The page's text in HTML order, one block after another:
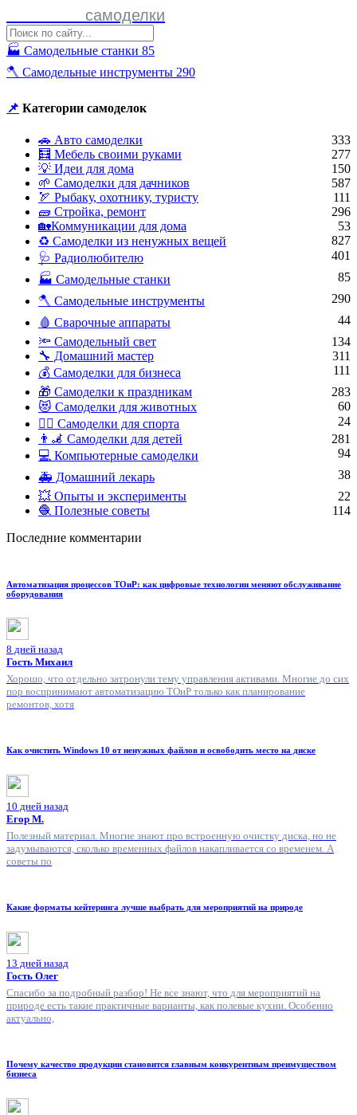
самоделки
🏭 Самодельные станки 85
🪓 Самодельные инструменты 290
📌 Категории самоделок
🚗 Авто самоделки
333
🧮 Мебель своими руками
277
💡 Идеи для дома
150
🌱 Самоделки для дачников
587
🏹 Рыбаку, охотнику, туристу
111
🧱 Стройка, ремонт
296
🏡Коммуникации для дома
53
♻ Самоделки из ненужных вещей
827
🩺 Радиолюбителю
401
🏭 Самодельные станки
85
🪓 Самодельные инструменты
290
🩸 Сварочные аппараты
44
🔦 Самодельный свет
134
🔧 Домашний мастер
311
💰 Самоделки для бизнеса
111
🎁 Самоделки к праздникам
283
😻 Самоделки для животных
60
🏋️‍♀️ Самоделки для спорта
24
👨‍🦼 Самоделки для детей
281
💻 Компьютерные самоделки
94
🚑 Домашний лекарь
38
💥 Опыты и эксперименты
22
🧶 Полезные советы
114
Последние комментарии
Автоматизация процессов ТОиР: как цифровые технологии меняют обслуживание
оборудования
8 дней назад
Гость Михаил
Хорошо, что отдельно затронули тему управления активами. Многие до сих
пор воспринимают автоматизацию ТОиР только как планирование
ремонтов, хотя
Как очистить Windows 10 от ненужных файлов и освободить место на диске
10 дней назад
Егор М.
Полезный материал. Многие знают про встроенную очистку диска, но не
задумываются, сколько временных файлов накапливается со временем. А
советы по
Какие форматы кейтеринга лучше выбрать для мероприятий на природе
13 дней назад
Гость Олег
Спасибо за подробный разбор! Не все знают, что для мероприятий на
природе есть такие практичные варианты, как полевые кухни. Особенно
актуально,
Почему качество продукции становится главным конкурентным преимуществом
бизнеса